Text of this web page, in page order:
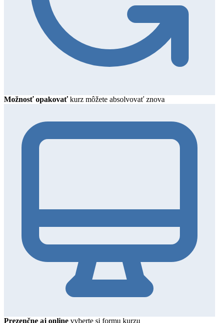
Možnosť opakovať kurz môžete absolvovať znova
Prezenčne aj online vyberte si formu kurzu